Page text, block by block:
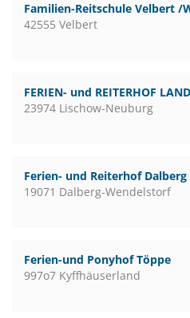
Familien-Reitschule Velbert /
42555 Velbert
FERIEN- und REITERHOF
23974 Lischow-Neuburg
Ferien- und Reiterhof Dalberg
19071 Dalberg-Wendelstorf
Ferien-und Ponyhof Töppe
997o7 Kyffhäuserland